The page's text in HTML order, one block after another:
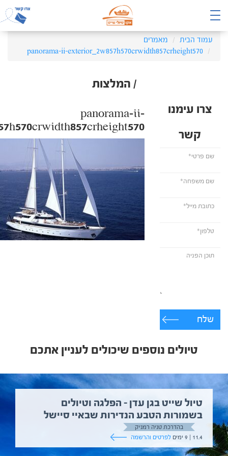
עמוד הבית
מאמרים
panorama-ii-exterior_2w857h570crwidth857crheight570
/ המלצות
צרו עימנו
קשר
שלח
panorama-ii-
טיולים נוספים שיכולים לעניין אתכם
טיול שייט בגן עדן – הפלגה וטיולים
בשמורות הטבע הנדירות שבאיי סיישל
בהדרכת טניה רמניק
11.4 | 9 ימים
לפרטים והרשמה